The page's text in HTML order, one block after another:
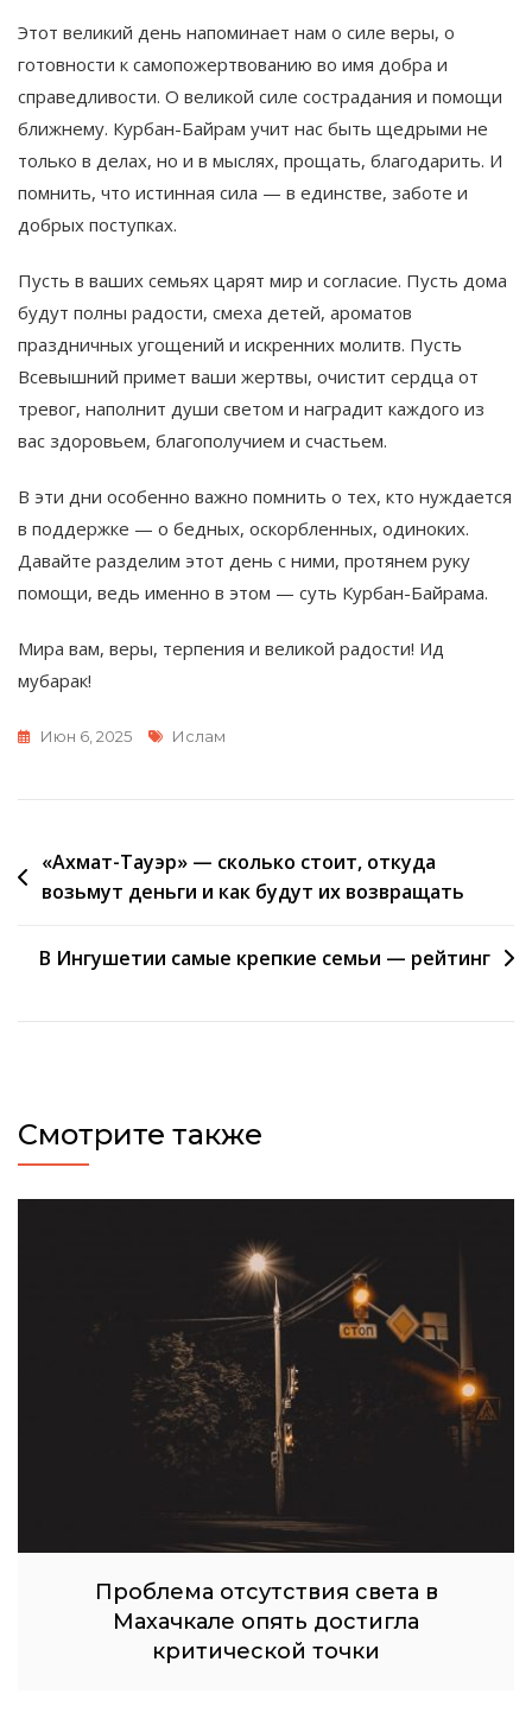
Этот великий день напоминает нам о силе веры, о
готовности к самопожертвованию во имя добра и
справедливости. О великой силе сострадания и помощи
ближнему. Курбан-Байрам учит нас быть щедрыми не
только в делах, но и в мыслях, прощать, благодарить. И
помнить, что истинная сила — в единстве, заботе и
добрых поступках.
Пусть в ваших семьях царят мир и согласие. Пусть дома
будут полны радости, смеха детей, ароматов
праздничных угощений и искренних молитв. Пусть
Всевышний примет ваши жертвы, очистит сердца от
тревог, наполнит души светом и наградит каждого из
вас здоровьем, благополучием и счастьем.
В эти дни особенно важно помнить о тех, кто нуждается
в поддержке — о бедных, оскорбленных, одиноких.
Давайте разделим этот день с ними, протянем руку
помощи, ведь именно в этом — суть Курбан-Байрама.
Мира вам, веры, терпения и великой радости! Ид
мубарак!
Июн 6, 2025 Метки
Ислам
Навигация
по
«Ахмат-Тауэр» — сколько стоит, откуда
возьмут деньги и как будут их возвращать
В Ингушетии самые крепкие семьи — рейтинг
Смотрите также
Проблема отсутствия света в
Махачкале опять достигла
критической точки